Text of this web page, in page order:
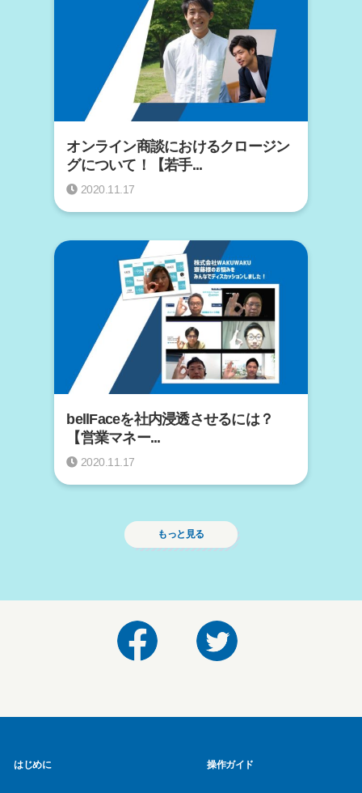
オンライン商談におけるクロージン
グについて！【若手...
2020.11.17
bellFaceを社内浸透させるには？
【営業マネー...
2020.11.17
もっと見る
はじめに 操作ガイド